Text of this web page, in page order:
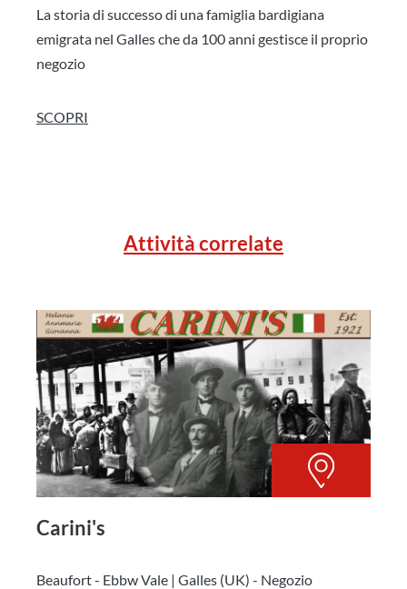
La storia di successo di una famiglia bardigiana
emigrata nel Galles che da 100 anni gestisce il proprio
negozio
SCOPRI
Attività correlate
Carini's
Beaufort - Ebbw Vale | Galles (UK) - Negozio